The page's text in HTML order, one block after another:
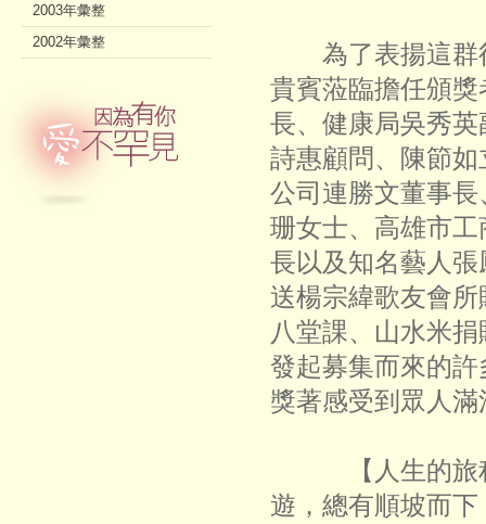
為了表揚這群
貴賓蒞臨擔任頒
長、健康局吳秀
詩惠顧問、陳節
公司連勝文董事長
珊女士、高雄市
長以及知名藝人
送楊宗緯歌友會
八堂課、山水米
發起募集而來的
獎著感受到眾人
【人生的旅程
遊，總有順坡而
2003年彙整
2002年彙整